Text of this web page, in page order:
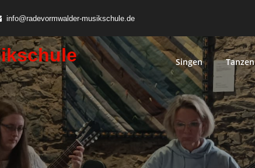
info@radevormwalder-musikschule.de
Singen Tanzen